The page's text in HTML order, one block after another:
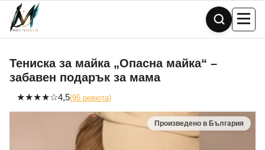
Skip
content
Тениска за майка „Опасна майка“ –
забавен подарък за мама
★★★★☆4,5(95 ревюта)